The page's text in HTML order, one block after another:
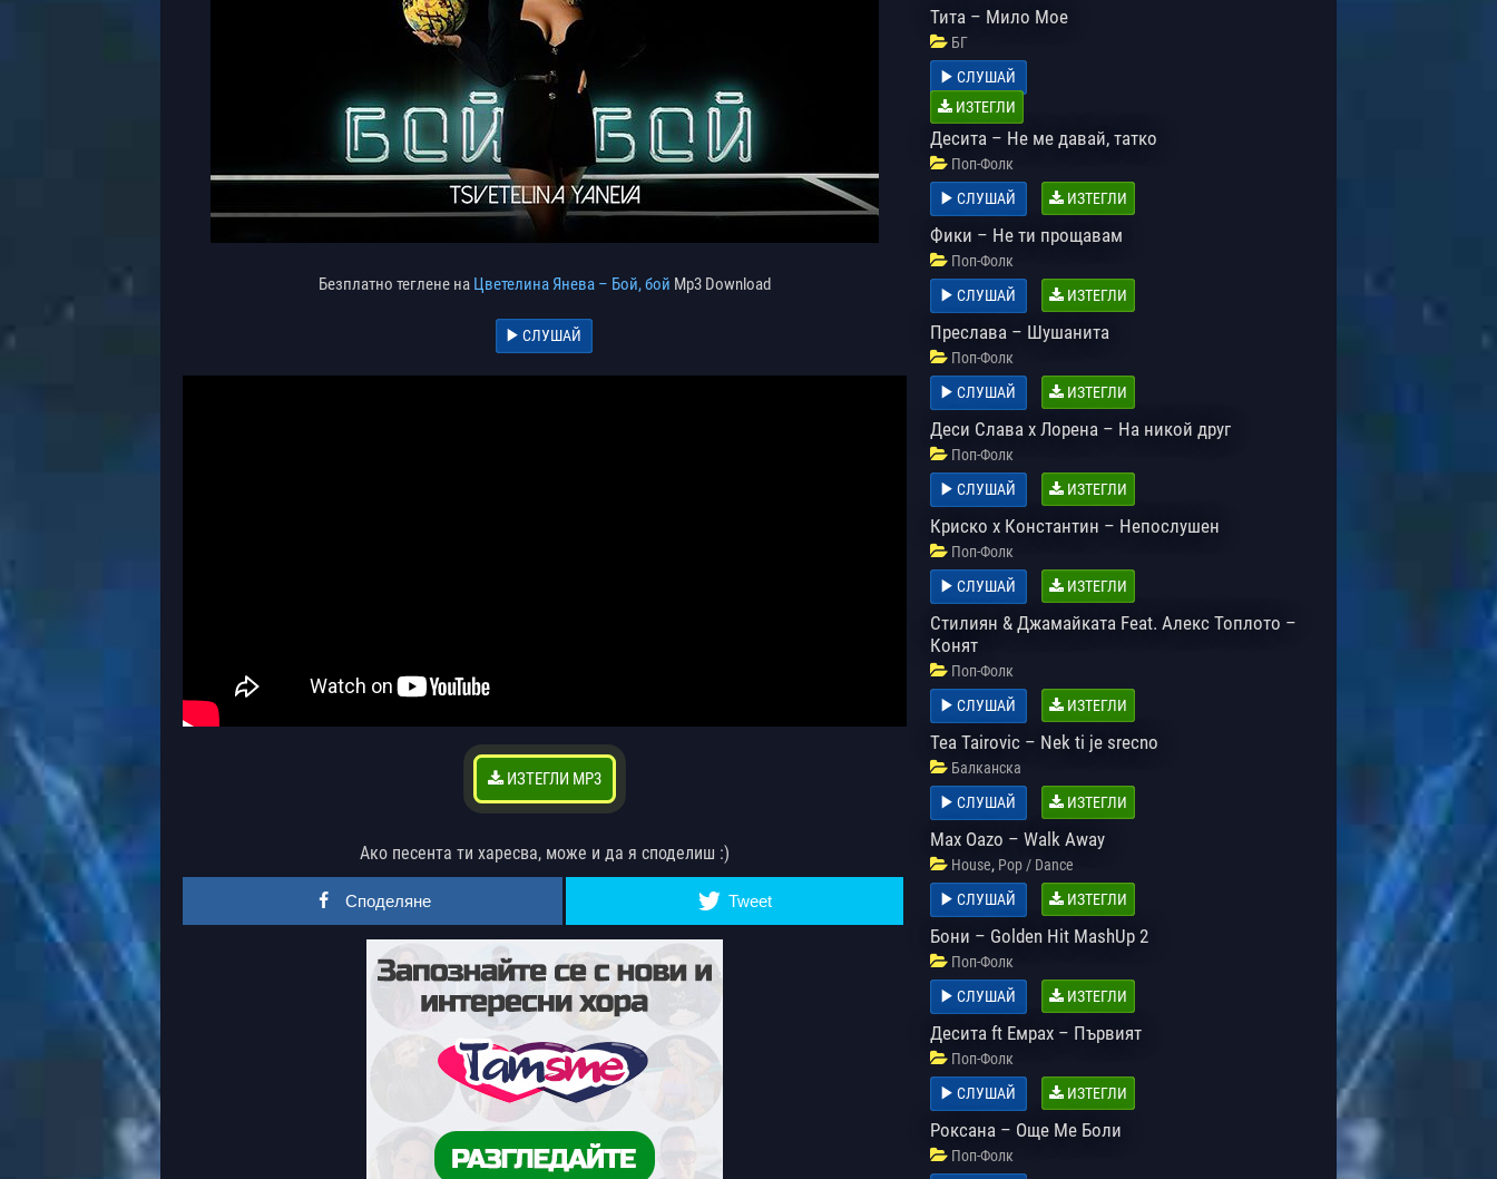
Безплатно теглене на Цветелина Янева – Бой, бой Mp3 Download
СЛУШАЙ
ИЗТЕГЛИ MP3
Ако песента ти харесва, може и да я споделиш :)
Споделяне Tweet
Тита – Мило Мое
БГ
СЛУШАЙ
ИЗТЕГЛИ
Десита – Не ме давай, татко
Поп-Фолк
СЛУШАЙ
ИЗТЕГЛИ
Фики – Не ти прощавам
Поп-Фолк
СЛУШАЙ
ИЗТЕГЛИ
Преслава – Шушанита
Поп-Фолк
СЛУШАЙ
ИЗТЕГЛИ
Деси Слава х Лорена – На никой друг
Поп-Фолк
СЛУШАЙ
ИЗТЕГЛИ
Криско x Константин – Непослушен
Поп-Фолк
СЛУШАЙ
ИЗТЕГЛИ
Стилиян & Джамайката Feat. Алекс Топлото –
Конят
Поп-Фолк
СЛУШАЙ
ИЗТЕГЛИ
Tea Tairovic – Nek ti je srecno
Балканска
СЛУШАЙ
ИЗТЕГЛИ
Max Oazo – Walk Away
House, Pop / Dance
СЛУШАЙ
ИЗТЕГЛИ
Бони – Golden Hit MashUp 2
Поп-Фолк
СЛУШАЙ
ИЗТЕГЛИ
Десита ft Емрах – Първият
Поп-Фолк
СЛУШАЙ
ИЗТЕГЛИ
Роксана – Още Ме Боли
Поп-Фолк